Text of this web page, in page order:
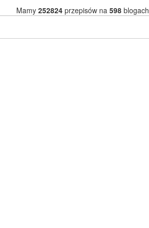
Mamy 252824przepisów na 598